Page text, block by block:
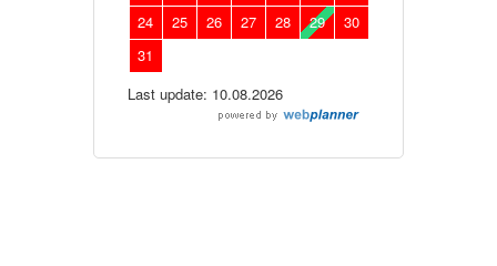
24
25 26 27 28 29
30
31
Last update: 10.08.2026